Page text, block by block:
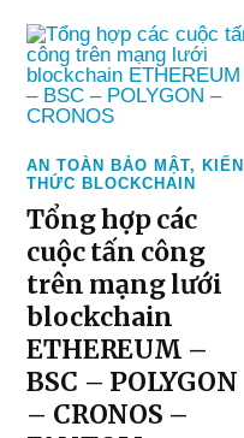
AN TOÀN BẢO MẬT,KIẾN
THỨC BLOCKCHAIN
Tổng hợp các
cuộc tấn công
trên mạng lưới
blockchain
ETHEREUM –
BSC – POLYGON
– CRONOS –